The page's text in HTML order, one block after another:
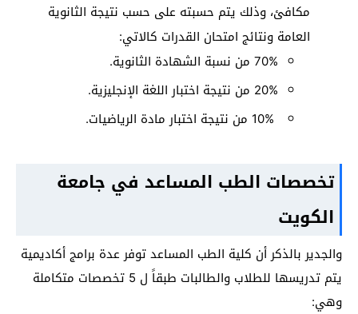
مكافئ، وذلك يتم حسبته على حسب نتيجة الثانوية
العامة ونتائج امتحان القدرات كالاتي:
70% من نسبة الشهادة الثانوية.
20% من نتيجة اختبار اللغة الإنجليزية.
تخصصات الطب المساعد في جامعة
الكويت
والجدير بالذكر أن كلية الطب المساعد توفر عدة برامج أكاديمية
يتم تدريسها للطلاب والطالبات طبقاً ل 5 تخصصات متكاملة
وهي: